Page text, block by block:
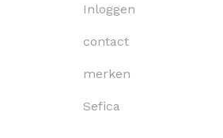
Inloggen
contact
merken
Sefica